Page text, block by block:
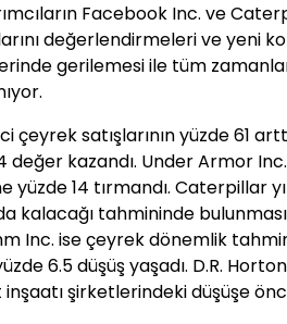
Facebook Inc. ve
değerlendirmeleri ve yeni
gerilemesi ile tüm
çeyrek satışlarının yüzde 61
değer kazandı. Under Armor
14 tırmandı. Caterpillar
kalacağı tahmininde
Inc. ise çeyrek dönemlik
6.5 düşüş yaşadı. D.R.
şirketlerindeki düşüşe